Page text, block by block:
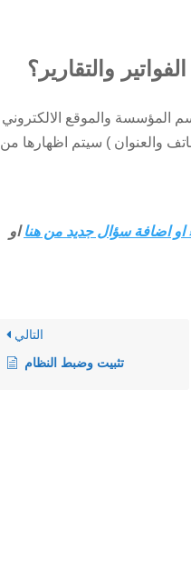
والتقارير؟
المؤسسة والموقع الالكتروني
والعنوان ) سيتم اظهارها من
او اضافة سؤال جديد من هنااو
التالي
تثبيت وضبط النظام